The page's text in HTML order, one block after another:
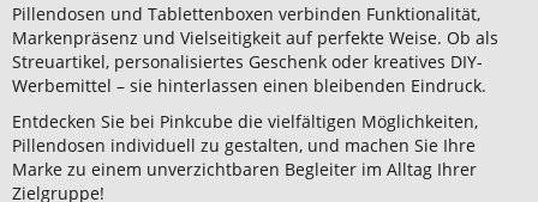
Pillendosen und Tablettenboxen verbinden Funktionalität,
Markenpräsenz und Vielseitigkeit auf perfekte Weise. Ob als
Streuartikel, personalisiertes Geschenk oder kreatives DIY-
Werbemittel – sie hinterlassen einen bleibenden Eindruck.
Entdecken Sie bei Pinkcube die vielfältigen Möglichkeiten,
Pillendosen individuell zu gestalten, und machen Sie Ihre
Marke zu einem unverzichtbaren Begleiter im Alltag Ihrer
Zielgruppe!